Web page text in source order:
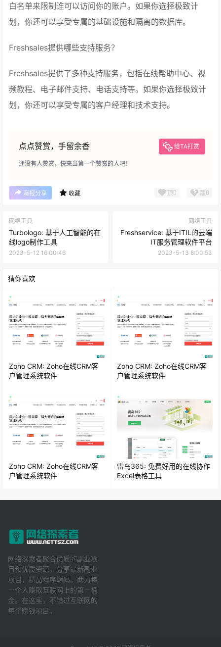
白名单来限制谁可以访问你的账户。如果你选择极致计
划，你还可以享受专属的基础设施和隔离的数据库。
Freshsales提供哪些支持服务？
Freshsales提供了多种支持服务，包括在线帮助中心、视
频教程、电子邮件支持、电话支持等。如果你选择极致计
划，你还可以享受专属的客户经理和技术支持。
点点赞赏，手留余香 给TA打赏
还没有人赞赏，快来当第一个赞赏的人吧！
海报分享 收藏 顶0 踩0
网络工具
Turbologo: 基于人工智能的在
线logo制作工具
2023-5-12 16:00:46
网络工具
Freshservice: 基于ITIL的云端
IT服务管理软件平台
2023-5-13 8:00:53
猜你喜欢
Zoho CRM: Zoho在线CRM客
户管理系统软件
Zoho CRM: Zoho在线CRM客
户管理系统软件
Zoho CRM: Zoho在线CRM客
户管理系统软件
雷鸟365: 免费好用的在线协作
Excel表格工具
网络探索者聚合优质的副业项
目和优质资源，分享最新副业
项目，精品程序源码。助力每
一个人赚取互联网上的第一桶
金。在这里，不错过互联网的
每个赚钱项目。